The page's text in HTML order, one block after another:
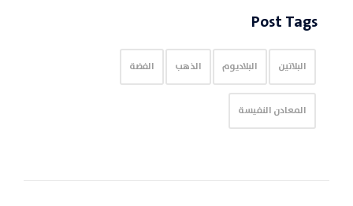
Post Tags
البلاتين البلاديوم الذهب الفضة
المعادن النفيسة